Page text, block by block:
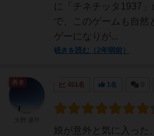
に「チネチッタ1937
で、このゲームも自然
ゲーになりが...
続きを読む（2年弱前）
451名 1名
娘が意外と気に入った